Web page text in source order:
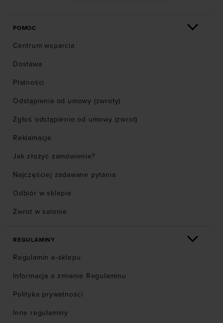
POMOC
Centrum wsparcia
Dostawa
Płatności
Odstąpienia od umowy (zwroty)
Zgłoś odstąpienie od umowy (zwrot)
Reklamacje
Jak złożyć zamówienie?
Najczęściej zadawane pytania
Odbiór w sklepie
Zwrot w salonie
REGULAMINY
Regulamin e-sklepu
Informacja o zmianie Regulaminu
Polityka prywatności
Inne regulaminy